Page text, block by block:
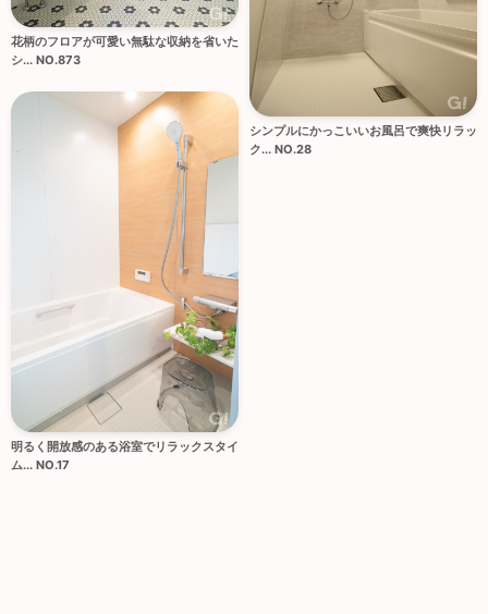
花柄のフロアが可愛い無駄な収納を省いた
シ... NO.873
シンプルにかっこいいお風呂で爽快リラッ
ク... NO.28
明るく開放感のある浴室でリラックスタイ
ム... NO.17